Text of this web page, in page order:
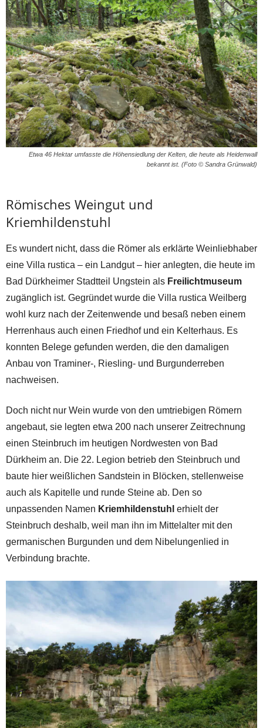
Etwa 46 Hektar umfasste die Höhensiedlung der Kelten, die heute als Heidenwall
bekannt ist. (Foto © Sandra Grünwald)
Römisches Weingut und
Kriemhildenstuhl
Es wundert nicht, dass die Römer als erklärte Weinliebhaber
eine Villa rustica – ein Landgut – hier anlegten, die heute im
Bad Dürkheimer Stadtteil Ungstein als Freilichtmuseum
zugänglich ist. Gegründet wurde die Villa rustica Weilberg
wohl kurz nach der Zeitenwende und besaß neben einem
Herrenhaus auch einen Friedhof und ein Kelterhaus. Es
konnten Belege gefunden werden, die den damaligen
Anbau von Traminer-, Riesling- und Burgunderreben
nachweisen.
Doch nicht nur Wein wurde von den umtriebigen Römern
angebaut, sie legten etwa 200 nach unserer Zeitrechnung
einen Steinbruch im heutigen Nordwesten von Bad
Dürkheim an. Die 22. Legion betrieb den Steinbruch und
baute hier weißlichen Sandstein in Blöcken, stellenweise
auch als Kapitelle und runde Steine ab. Den so
unpassenden Namen Kriemhildenstuhl erhielt der
Steinbruch deshalb, weil man ihn im Mittelalter mit den
germanischen Burgunden und dem Nibelungenlied in
Verbindung brachte.